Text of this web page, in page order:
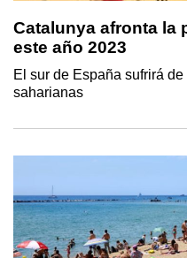
Catalunya afronta la
este año 2023
El sur de España sufrirá
saharianas